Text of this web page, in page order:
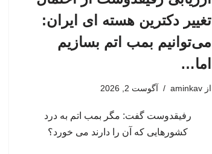
تغییر دکترین هسته ای ایران:
می‌توانیم بمب اتم بسازیم
اما…
از aminkav آگوست 2, 2026
رفیقدوست گفت: مگر بمب اتم به درد
کشورهایی که آن را دارند می خورد؟